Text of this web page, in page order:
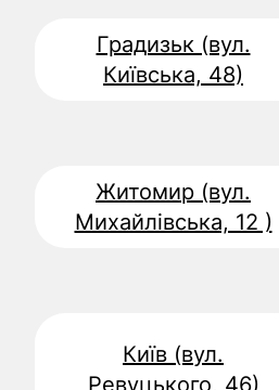
Градизьк (вул.
Київська, 48)
Житомир (вул.
Михайлівська, 12 )
Київ (вул.
Ревуцького, 46)